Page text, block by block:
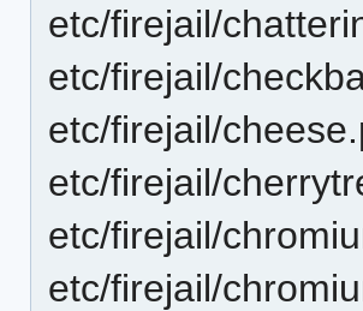
etc/firejail/
etc/firejail/
etc/firejail/
etc/firejail/
etc/firejail/
etc/firejail/